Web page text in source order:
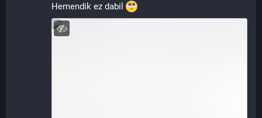
Hemendik ez dabil